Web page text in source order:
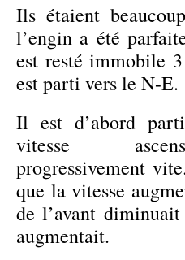
Ils étaient
l’engin a été
est resté immobile
est parti vers le N-E.
Il est d’abord
vitesse
progressivement
que la vitesse
de l’avant
augmentait.